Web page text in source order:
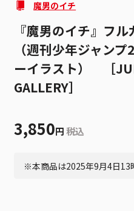
魔男のイチ
『魔男のイチ』フ
（週刊少年ジャン
ーイラスト） ［
GALLERY］
3,850円 税込
※本商品は2025年9月4日13